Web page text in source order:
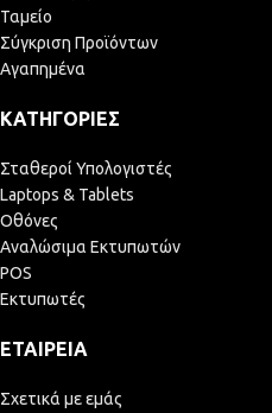
Ταμείο
Σύγκριση Προϊόντων
Αγαπημένα
ΚΑΤΗΓΟΡΊΕΣ
Σταθεροί Υπολογιστές
Laptops & Tablets
Οθόνες
Αναλώσιμα Εκτυπωτών
POS
Εκτυπωτές
ΕΤΑΙΡΕΊΑ
Σχετικά με εμάς